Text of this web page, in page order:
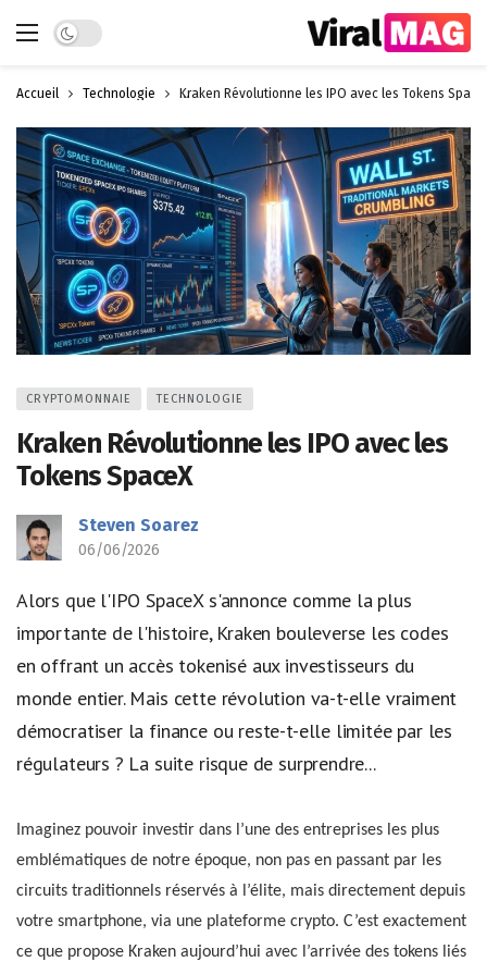
Dark mode
Accueil Technologie Kraken Révolutionne les IPO avec les Tokens
CRYPTOMONNAIE TECHNOLOGIE
Kraken Révolutionne les IPO avec les
Tokens SpaceX
Steven Soarez
06/06/2026
Alors que l'IPO SpaceX s'annonce comme la plus
importante de l'histoire, Kraken bouleverse les codes
en offrant un accès tokenisé aux investisseurs du
monde entier. Mais cette révolution va-t-elle vraiment
démocratiser la finance ou reste-t-elle limitée par les
régulateurs ? La suite risque de surprendre...
Imaginez pouvoir investir dans l’une des entreprises les plus
emblématiques de notre époque, non pas en passant par les
circuits traditionnels réservés à l’élite, mais directement depuis
votre smartphone, via une plateforme crypto. C’est exactement
ce que propose Kraken aujourd’hui avec l’arrivée des tokens liés